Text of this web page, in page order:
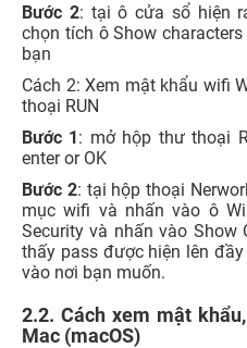
Bước 2: tại ô cửa sổ hiện
chọn tích ô Show
bạn
Cách 2: Xem mật khẩu wifi
thoại RUN
Bước 1: mở hộp thư thoại
enter or OK
Bước 2: tại hộp thoại
mục wifi và nhấn vào ô
Security và nhấn vào Show
thấy pass được hiện lên
vào nơi bạn muốn.
2.2. Cách xem mật
Mac (macOS)